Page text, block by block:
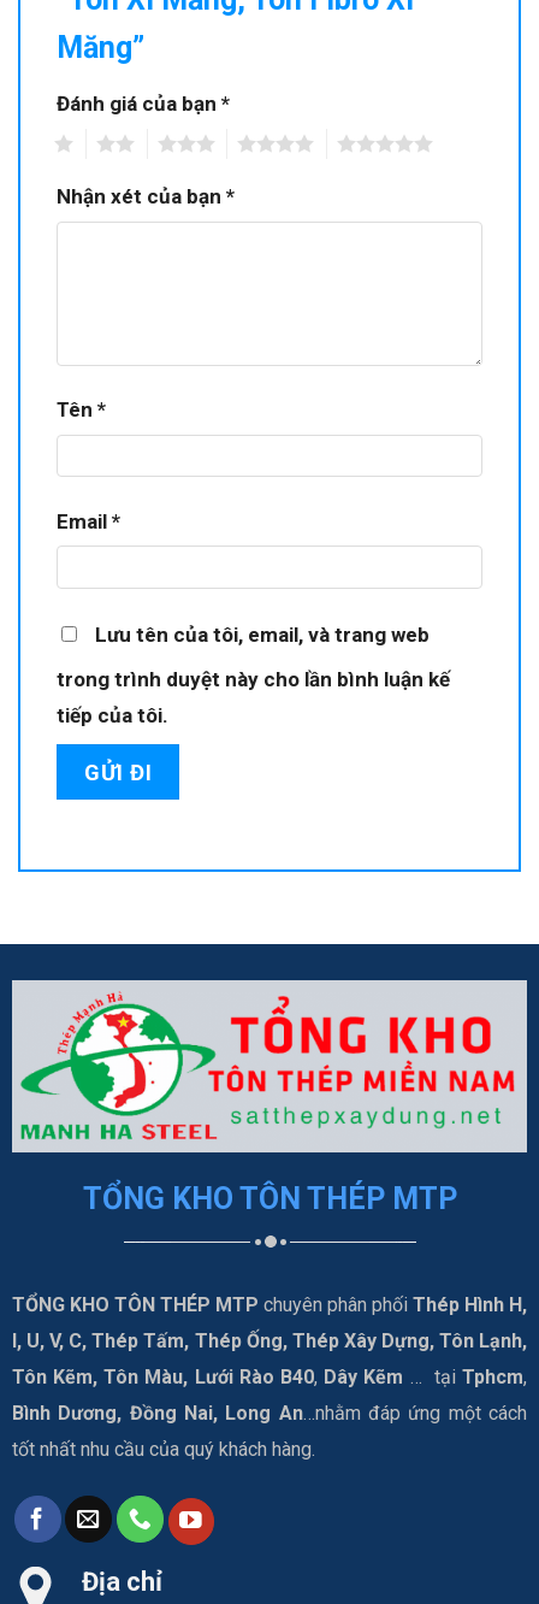
Măng”
Đánh giá của bạn *
Nhận xét của bạn *
Tên *
Email *
Lưu tên của tôi, email, và trang web
trong trình duyệt này cho lần bình luận kế
tiếp của tôi.
TỔNG KHO TÔN THÉP MTP
TỔNG KHO TÔN THÉP MTP chuyên phân phốiThép Hình H,
I, U, V, C, Thép Tấm, Thép Ống, Thép Xây Dựng, Tôn Lạnh,
Tôn Kẽm, Tôn Màu, Lưới Rào B40, Dây Kẽm … tạiTphcm,
Bình Dương, Đồng Nai, Long An…nhằm đáp ứng một cách
tốt nhất nhu cầu của quý khách hàng.
Địa chỉ